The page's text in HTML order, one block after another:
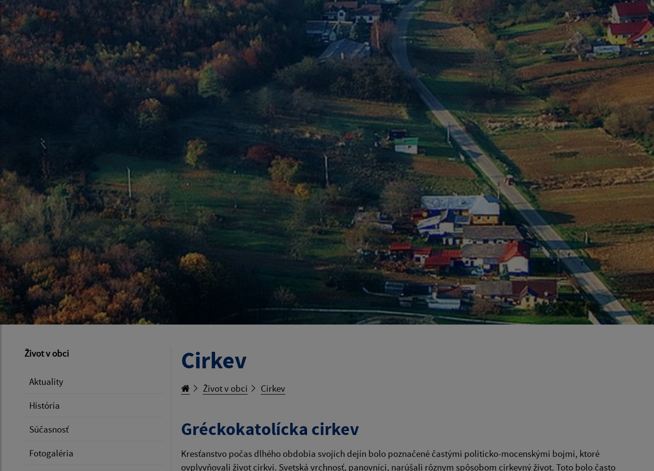
Život v obci
Aktuality
História
Súčasnosť
Fotogaléria
Cirkev
Život v obci Cirkev
Gréckokatolícka cirkev
Kresťanstvo počas dlhého obdobia svojich dejín bolo poznačené častými politicko-mocenskými bojmi, ktoré
ovplyvňovali život cirkvi. Svetská vrchnosť, panovníci, narúšali rôznym spôsobom cirkevný život. Toto bolo často